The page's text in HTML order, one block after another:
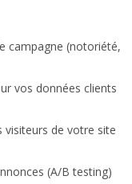
campagne (notoriété,
vos données clients
visiteurs de votre site
(A/B testing)